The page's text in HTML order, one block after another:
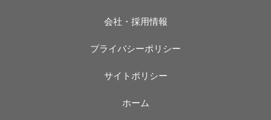
会社・採用情報
プライバシーポリシー
サイトポリシー
ホーム